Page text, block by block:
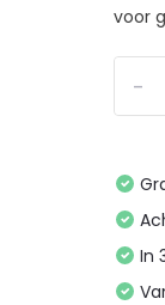
voor
-
In